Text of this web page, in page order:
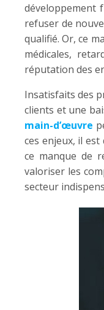
développement
refuser de
qualifié. Or, ce
médicales,
réputation des
Insatisfaits des
clients et une
main-d’œuvre
ces enjeux, il
ce manque de
valoriser les
secteur